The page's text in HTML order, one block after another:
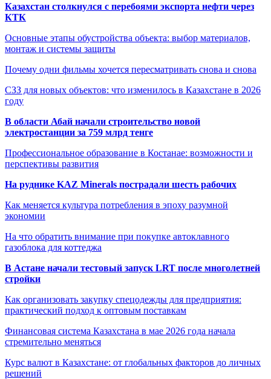
Казахстан столкнулся с перебоями экспорта нефти через
КТК
Основные этапы обустройства объекта: выбор материалов,
монтаж и системы защиты
Почему одни фильмы хочется пересматривать снова и снова
СЗЗ для новых объектов: что изменилось в Казахстане в 2026
году
В области Абай начали строительство новой
электростанции за 759 млрд тенге
Профессиональное образование в Костанае: возможности и
перспективы развития
На руднике KAZ Minerals пострадали шесть рабочих
Как меняется культура потребления в эпоху разумной
экономии
На что обратить внимание при покупке автоклавного
газоблока для коттеджа
В Астане начали тестовый запуск LRT после многолетней
стройки
Как организовать закупку спецодежды для предприятия:
практический подход к оптовым поставкам
Финансовая система Казахстана в мае 2026 года начала
стремительно меняться
Курс валют в Казахстане: от глобальных факторов до личных
решений